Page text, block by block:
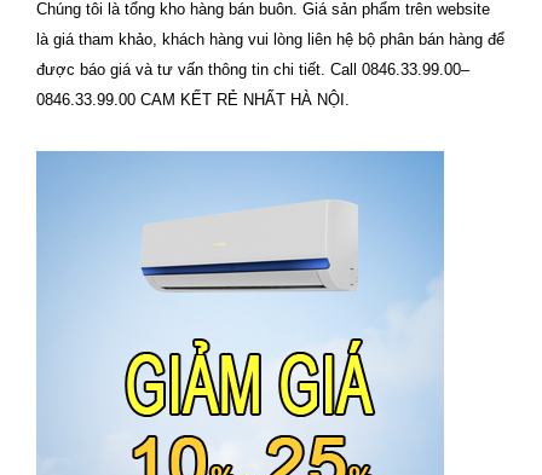
Chúng tôi là tổng kho hàng bán buôn. Giá sản phẩm trên website
là giá tham khảo, khách hàng vui lòng liên hệ bộ phân bán hàng để
được báo giá và tư vấn thông tin chi tiết. Call 0846.33.99.00–
0846.33.99.00 CAM KẾT RẺ NHẤT HÀ NỘI.